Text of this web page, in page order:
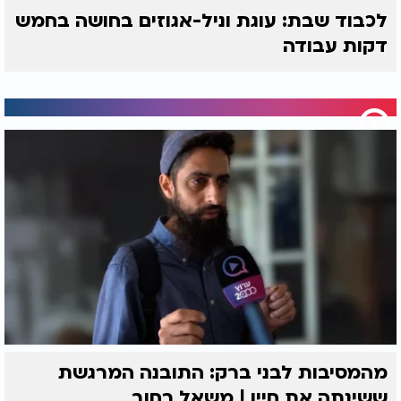
לכבוד שבת: עוגת וניל-אגוזים בחושה בחמש
דקות עבודה
מהמסיבות לבני ברק: התובנה המרגשת